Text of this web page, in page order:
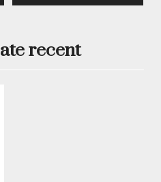
recent